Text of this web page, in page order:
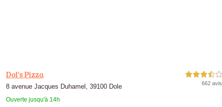
Dol's Pizza
8 avenue Jacques Duhamel, 39100 Dole
Ouverte jusqu'à 14h
3,5 étoiles sur 5
662 avis